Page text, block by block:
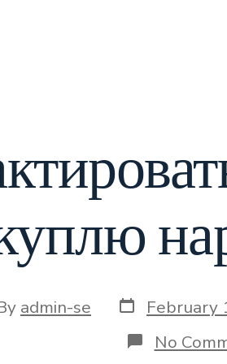
admin-se Post
date
February
No